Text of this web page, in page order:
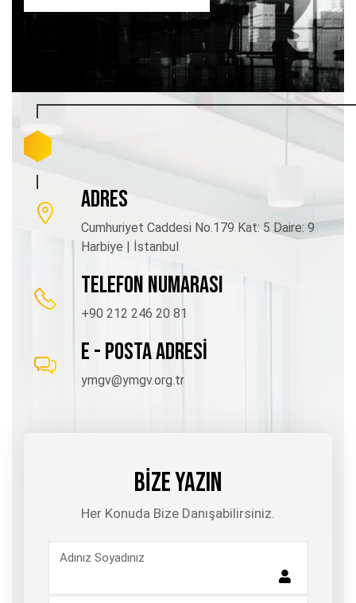
ADRES
Cumhuriyet Caddesi No.179 Kat: 5 Daire: 9
Harbiye | İstanbul
TELEFON NUMARASI
+90 212 246 20 81
E - POSTA ADRESİ
ymgv@ymgv.org.tr
BİZE YAZIN
Her Konuda Bize Danışabilirsiniz.
Adınız Soyadınız